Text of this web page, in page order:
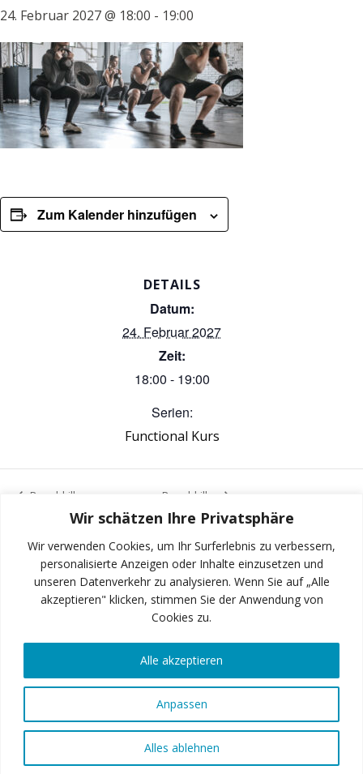
Wir schätzen Ihre Privatsphäre
Wir verwenden Cookies, um Ihr Surferlebnis zu verbessern,
personalisierte Anzeigen oder Inhalte einzusetzen und
unseren Datenverkehr zu analysieren. Wenn Sie auf „Alle
akzeptieren" klicken, stimmen Sie der Anwendung von
Cookies zu.
Anpassen
Alles ablehnen
Alle akzeptieren
24. Februar 2027 @ 18:00 - 19:00
Zum Kalender hinzufügen
DETAILS
Datum:
24. Februar 2027
Zeit:
18:00 - 19:00
Serien:
Functional Kurs
Bauchkiller Bauchkiller
INSTAGRAM
FACEBOOK
© 2026 Art of Fitness GmbH